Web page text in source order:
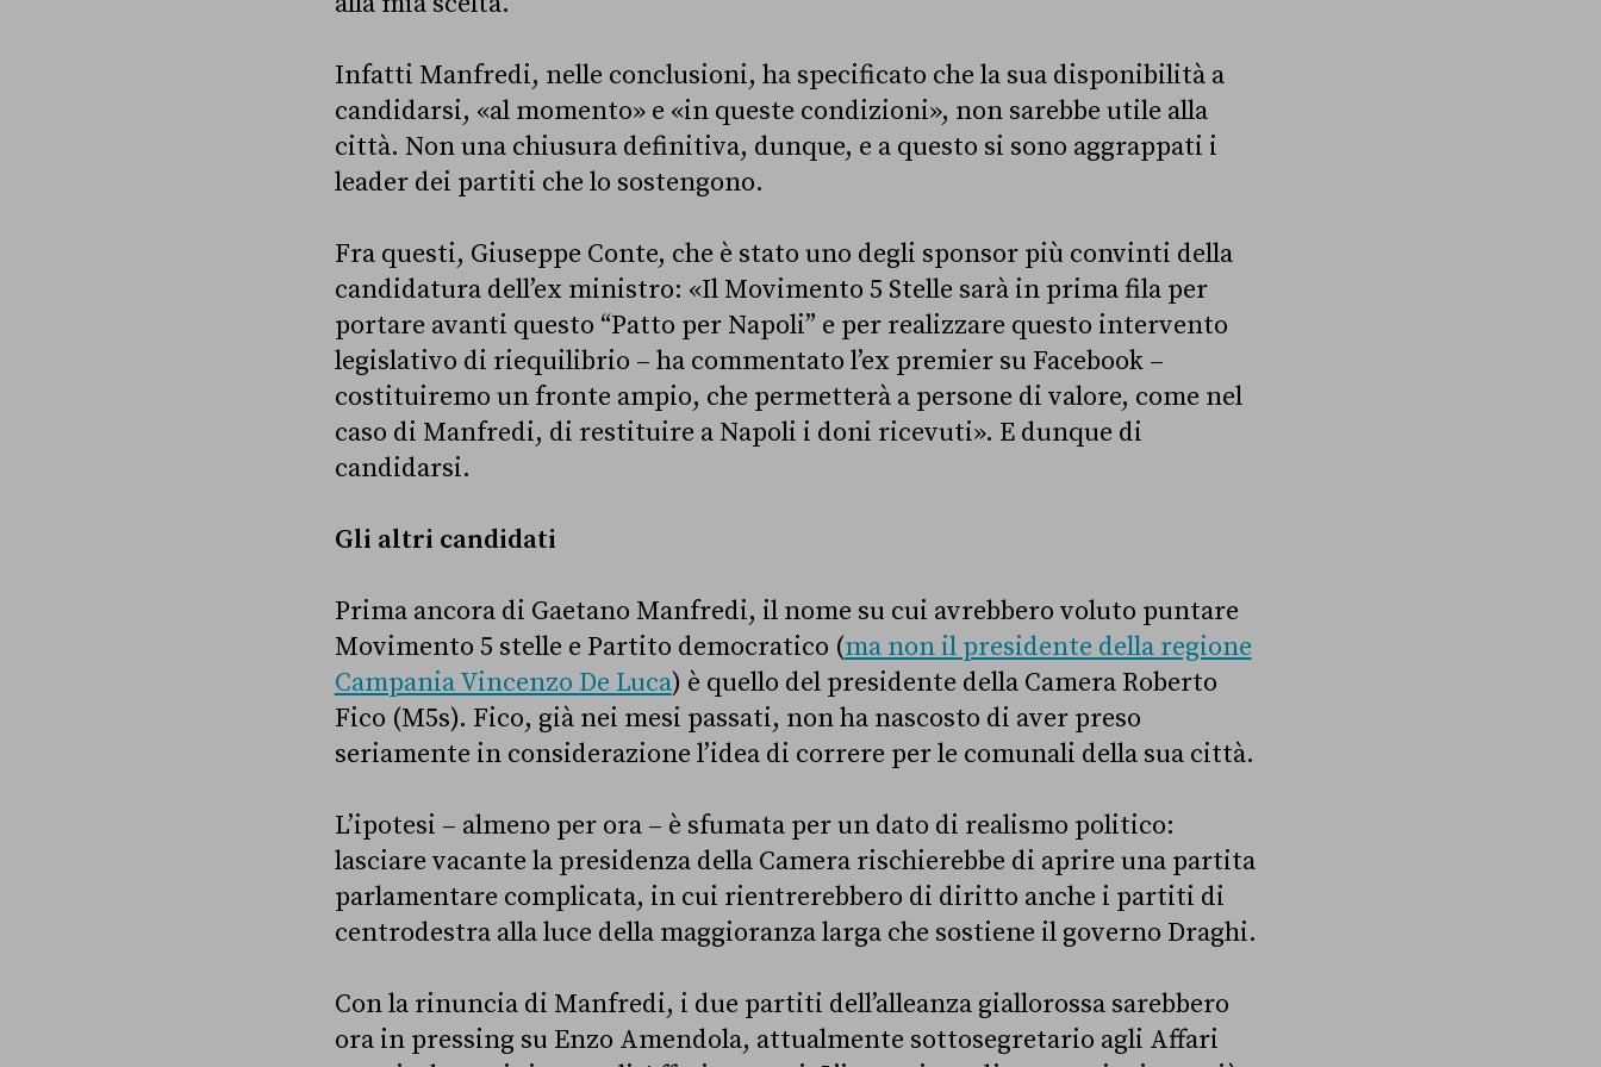
Infatti Manfredi, nelle conclusioni, ha specificato che la sua disponibilità a
candidarsi, «al momento» e «in queste condizioni», non sarebbe utile alla
città. Non una chiusura definitiva, dunque, e a questo si sono aggrappati i
leader dei partiti che lo sostengono.
Fra questi, Giuseppe Conte, che è stato uno degli sponsor più convinti della
candidatura dell’ex ministro: «Il Movimento 5 Stelle sarà in prima fila per
portare avanti questo “Patto per Napoli” e per realizzare questo intervento
legislativo di riequilibrio – ha commentato l’ex premier su Facebook –
costituiremo un fronte ampio, che permetterà a persone di valore, come nel
caso di Manfredi, di restituire a Napoli i doni ricevuti». E dunque di
candidarsi.
Gli altri candidati
Prima ancora di Gaetano Manfredi, il nome su cui avrebbero voluto puntare
Movimento 5 stelle e Partito democratico (ma non il presidente della regione
Campania Vincenzo De Luca) è quello del presidente della Camera Roberto
Fico (M5s). Fico, già nei mesi passati, non ha nascosto di aver preso
seriamente in considerazione l’idea di correre per le comunali della sua città.
L’ipotesi – almeno per ora – è sfumata per un dato di realismo politico:
lasciare vacante la presidenza della Camera rischierebbe di aprire una partita
parlamentare complicata, in cui rientrerebbero di diritto anche i partiti di
centrodestra alla luce della maggioranza larga che sostiene il governo Draghi.
Con la rinuncia di Manfredi, i due partiti dell’alleanza giallorossa sarebbero
ora in pressing su Enzo Amendola, attualmente sottosegretario agli Affari